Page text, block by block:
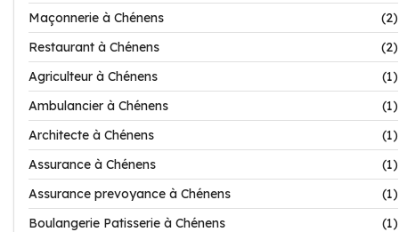
Maçonnerie à Chénens
(2)
Restaurant à Chénens
(2)
Agriculteur à Chénens
(1)
Ambulancier à Chénens
(1)
Architecte à Chénens
(1)
Assurance à Chénens
(1)
Assurance prevoyance à Chénens
(1)
Boulangerie Patisserie à Chénens
(1)